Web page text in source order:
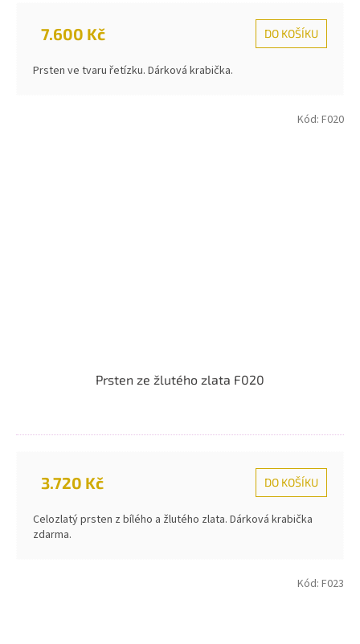
7.600 Kč DO KOŠÍKU
Prsten ve tvaru řetízku. Dárková krabička.
Prsten ze žlutého zlata F020
3.720 Kč DO KOŠÍKU
Celozlatý prsten z bílého a žlutého zlata. Dárková krabička
zdarma.
Kód: F020
Kód: F023